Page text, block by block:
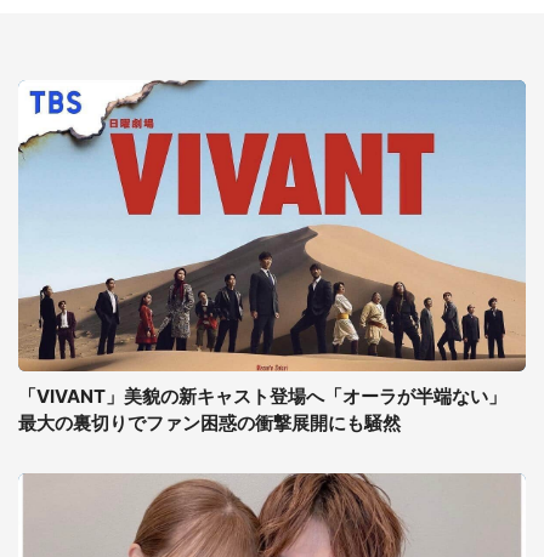
「VIVANT」美貌の新キャスト登場へ「オーラが半端ない」
最大の裏切りでファン困惑の衝撃展開にも騒然